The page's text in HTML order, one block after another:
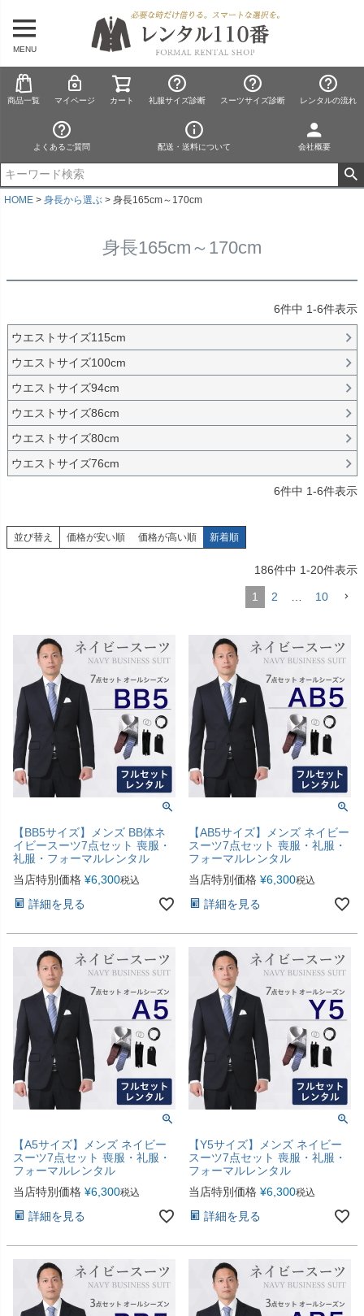
MENU
商品一覧 マイページ カート 礼服サイズ診断 スーツサイズ診断 レンタルの流れ
よくあるご質問 配送・送料について 会社概要
HOME 身長から選ぶ 身長165cm～170cm
身長165cm～170cm
6件中 1-6件表示
ウエストサイズ115cm
ウエストサイズ100cm
ウエストサイズ94cm
ウエストサイズ86cm
ウエストサイズ80cm
ウエストサイズ76cm
6件中 1-6件表示
並び替え 価格が安い順 価格が高い順 新着順
186件中 1-20件表示
1 2 … 10
【BB5サイズ】メンズ BB体ネ
イビースーツ7点セット 喪服・
礼服・フォーマルレンタル
当店特別価格 ¥6,300税込
詳細を見る
【AB5サイズ】メンズ ネイビー
スーツ7点セット 喪服・礼服・
フォーマルレンタル
当店特別価格 ¥6,300税込
詳細を見る
【A5サイズ】メンズ ネイビー
スーツ7点セット 喪服・礼服・
フォーマルレンタル
当店特別価格 ¥6,300税込
詳細を見る
【Y5サイズ】メンズ ネイビー
スーツ7点セット 喪服・礼服・
フォーマルレンタル
当店特別価格 ¥6,300税込
詳細を見る